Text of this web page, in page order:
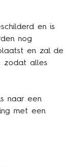
en is
nog
en zal de
zodat alles
naar een
met een